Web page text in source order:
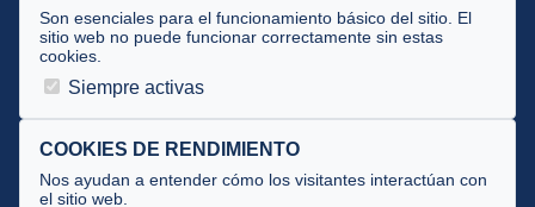
Tecnificación
JUECES Y OFICIALES
Documentos
Cursos
Son esenciales para el funcionamiento básico del sitio. El
sitio web no puede funcionar correctamente sin estas
cookies.
Siempre activas
COOKIES DE RENDIMIENTO
Nos ayudan a entender cómo los visitantes interactúan con
el sitio web.